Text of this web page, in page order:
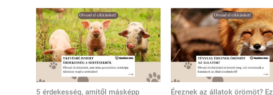
5 érdekesség, amitől másképp Éreznek az állatok örömöt?